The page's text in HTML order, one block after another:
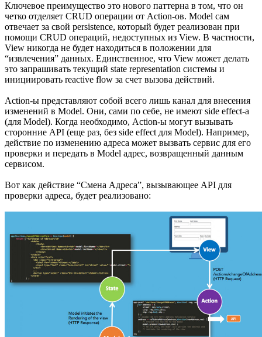
Ключевое преимущество это нового паттерна в том, что он
четко отделяет CRUD операции от Action-ов. Model сам
отвечает за свой persistence, который будет реализован при
помощи CRUD операций, недоступных из View. В частности,
View никогда не будет находиться в положении для
“извлечения” данных. Единственное, что View может делать
это запрашивать текущий state representation системы и
инициировать reactive flow за счет вызова действий.
Action-ы представляют собой всего лишь канал для внесения
изменений в Model. Они, сами по себе, не имеют side effect-а
(для Model). Когда необходимо, Action-ы могут вызывать
сторонние API (еще раз, без side effect для Model). Например,
действие по изменению адреса может вызвать сервис для его
проверки и передать в Model адрес, возвращенный данным
сервисом.
Вот как действие “Смена Адреса”, вызывающее API для
проверки адреса, будет реализовано: